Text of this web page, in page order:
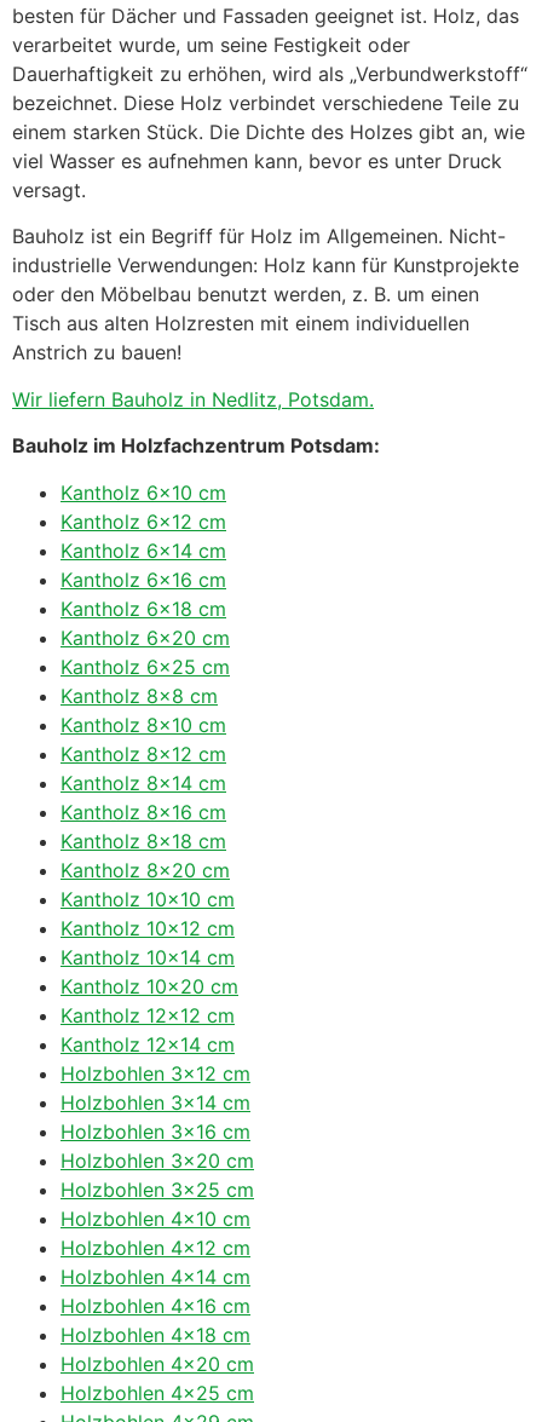
besten für Dächer und Fassaden geeignet ist. Holz, das
verarbeitet wurde, um seine Festigkeit oder
Dauerhaftigkeit zu erhöhen, wird als „Verbundwerkstoff“
bezeichnet. Diese Holz verbindet verschiedene Teile zu
einem starken Stück. Die Dichte des Holzes gibt an, wie
viel Wasser es aufnehmen kann, bevor es unter Druck
versagt.
Bauholz ist ein Begriff für Holz im Allgemeinen. Nicht-
industrielle Verwendungen: Holz kann für Kunstprojekte
oder den Möbelbau benutzt werden, z. B. um einen
Tisch aus alten Holzresten mit einem individuellen
Anstrich zu bauen!
Wir liefern Bauholz in Nedlitz, Potsdam.
Bauholz im Holzfachzentrum Potsdam:
Kantholz 6×10 cm
Kantholz 6×12 cm
Kantholz 6×14 cm
Kantholz 6×16 cm
Kantholz 6×18 cm
Kantholz 6×20 cm
Kantholz 6×25 cm
Kantholz 8×8 cm
Kantholz 8×10 cm
Kantholz 8×12 cm
Kantholz 8×14 cm
Kantholz 8×16 cm
Kantholz 8×18 cm
Kantholz 8×20 cm
Kantholz 10×10 cm
Kantholz 10×12 cm
Kantholz 10×14 cm
Kantholz 10×20 cm
Kantholz 12×12 cm
Kantholz 12×14 cm
Holzbohlen 3×12 cm
Holzbohlen 3×14 cm
Holzbohlen 3×16 cm
Holzbohlen 3×20 cm
Holzbohlen 3×25 cm
Holzbohlen 4×10 cm
Holzbohlen 4×12 cm
Holzbohlen 4×14 cm
Holzbohlen 4×16 cm
Holzbohlen 4×18 cm
Holzbohlen 4×20 cm
Holzbohlen 4×25 cm